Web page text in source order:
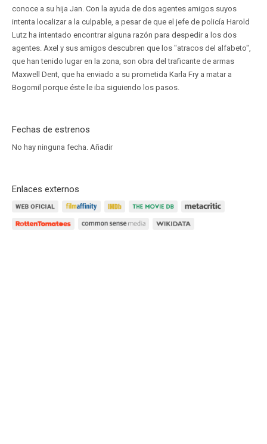
conoce a su hija Jan. Con la ayuda de dos agentes amigos suyos
intenta localizar a la culpable, a pesar de que el jefe de policía Harold
Lutz ha intentado encontrar alguna razón para despedir a los dos
agentes. Axel y sus amigos descubren que los "atracos del alfabeto",
que han tenido lugar en la zona, son obra del traficante de armas
Maxwell Dent, que ha enviado a su prometida Karla Fry a matar a
Bogomil porque éste le iba siguiendo los pasos.
Fechas de estrenos
No hay ninguna fecha. Añadir
Enlaces externos